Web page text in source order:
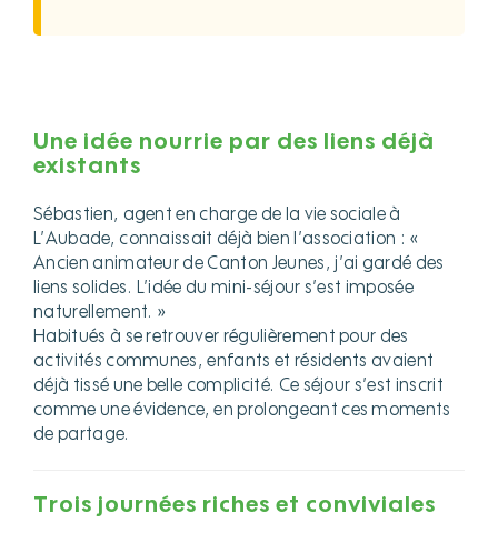
Une idée nourrie par des liens déjà
existants
Sébastien, agent en charge de la vie sociale à
L’Aubade, connaissait déjà bien l’association : «
Ancien animateur de Canton Jeunes, j’ai gardé des
liens solides. L’idée du mini-séjour s’est imposée
naturellement. »
Habitués à se retrouver régulièrement pour des
activités communes, enfants et résidents avaient
déjà tissé une belle complicité. Ce séjour s’est inscrit
comme une évidence, en prolongeant ces moments
de partage.
Trois journées riches et conviviales